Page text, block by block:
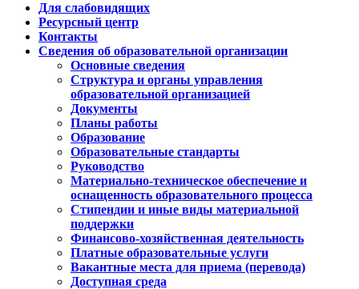
Для слабовидящих
Ресурсный центр
Контакты
Сведения об образовательной организации
Основные сведения
Структура и органы управления
образовательной организацией
Документы
Планы работы
Образование
Образовательные стандарты
Руководство
Материально-техническое обеспечение и
оснащенность образовательного процесса
Стипендии и иные виды материальной
поддержки
Финансово-хозяйственная деятельность
Платные образовательные услуги
Вакантные места для приема (перевода)
Доступная среда